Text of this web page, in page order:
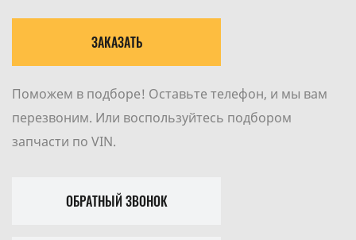
ЗАКАЗАТЬ
Поможем в подборе! Оставьте телефон, и мы вам
перезвоним. Или воспользуйтесь подбором
запчасти по VIN.
ОБРАТНЫЙ ЗВОНОК